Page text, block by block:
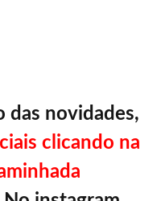
das novidades,
clicando na